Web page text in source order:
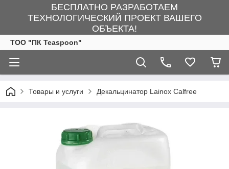
БЕСПЛАТНО РАЗРАБОТАЕМ
ТЕХНОЛОГИЧЕСКИЙ ПРОЕКТ ВАШЕГО
ОБЪЕКТА!
ТОО "ПК Teaspoon"
Товары и услуги Декальцинатор Lainox Calfree